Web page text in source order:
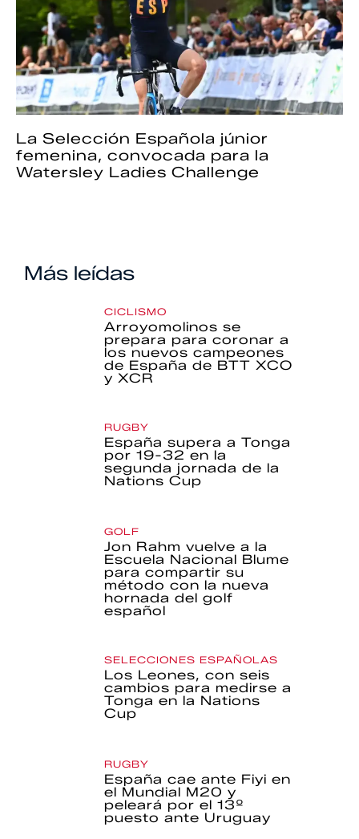
La Selección Española júnior
femenina, convocada para la
Watersley Ladies Challenge
Más leídas
CICLISMO
Arroyomolinos se
prepara para coronar a
los nuevos campeones
de España de BTT XCO
y XCR
RUGBY
España supera a Tonga
por 19-32 en la
segunda jornada de la
Nations Cup
GOLF
Jon Rahm vuelve a la
Escuela Nacional Blume
para compartir su
método con la nueva
hornada del golf
español
SELECCIONES ESPAÑOLAS
Los Leones, con seis
cambios para medirse a
Tonga en la Nations
Cup
RUGBY
España cae ante Fiyi en
el Mundial M20 y
peleará por el 13º
puesto ante Uruguay